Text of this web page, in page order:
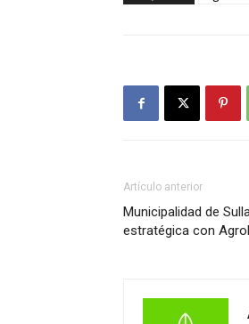
Artículo anterior
Municipalidad de
estratégica con